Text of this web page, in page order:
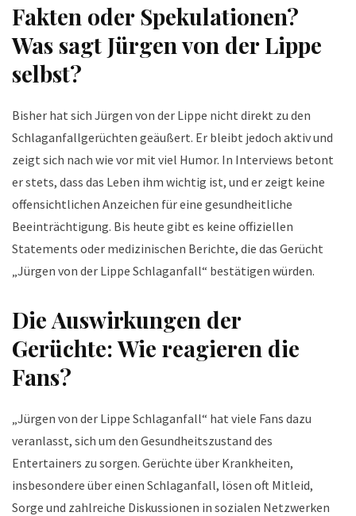
Fakten oder Spekulationen?
Was sagt Jürgen von der Lippe
selbst?
Bisher hat sich Jürgen von der Lippe nicht direkt zu den
Schlaganfallgerüchten geäußert. Er bleibt jedoch aktiv und
zeigt sich nach wie vor mit viel Humor. In Interviews betont
er stets, dass das Leben ihm wichtig ist, und er zeigt keine
offensichtlichen Anzeichen für eine gesundheitliche
Beeinträchtigung. Bis heute gibt es keine offiziellen
Statements oder medizinischen Berichte, die das Gerücht
„Jürgen von der Lippe Schlaganfall“ bestätigen würden.
Die Auswirkungen der
Gerüchte: Wie reagieren die
Fans?
„Jürgen von der Lippe Schlaganfall“ hat viele Fans dazu
veranlasst, sich um den Gesundheitszustand des
Entertainers zu sorgen. Gerüchte über Krankheiten,
insbesondere über einen Schlaganfall, lösen oft Mitleid,
Sorge und zahlreiche Diskussionen in sozialen Netzwerken